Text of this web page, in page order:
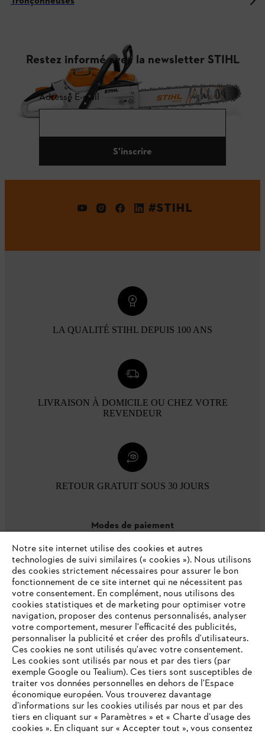
Restez informé avec la newsletter STIHL
Adresse E-mail
S'inscrire
#STIHL
LA QUALITÉ STIHL DEPUIS 100 ANS
LIVRAISON À DOMICILE OU CHEZ VOTRE
REVENDEUR
RETOUR GRATUIT SOUS 30 JOURS
Modes de paiement
L'Entreprise
Questions / Réponses
Notre site internet utilise des cookies et autres
technologies de suivi similaires (« cookies »). Nous utilisons
des cookies strictement nécessaires pour assurer le bon
fonctionnement de ce site internet qui ne nécessitent pas
votre consentement. En complément, nous utilisons des
cookies statistiques et de marketing pour optimiser votre
navigation, proposer des contenus personnalisés, analyser
votre comportement, mesurer l'efficacité des publicités,
personnaliser la publicité et créer des profils d'utilisateurs.
Ces cookies ne sont utilisés qu'avec votre consentement.
Les cookies sont utilisés par nous et par des tiers (par
exemple Google ou Tealium). Ces tiers sont susceptibles de
traiter vos données personnelles en dehors de l'Espace
économique européen. Vous trouverez davantage
d’informations sur les cookies utilisés par nous et par des
tiers en cliquant sur « Paramètres » et « Charte d’usage des
cookies ». En cliquant sur « Accepter tout », vous consentez